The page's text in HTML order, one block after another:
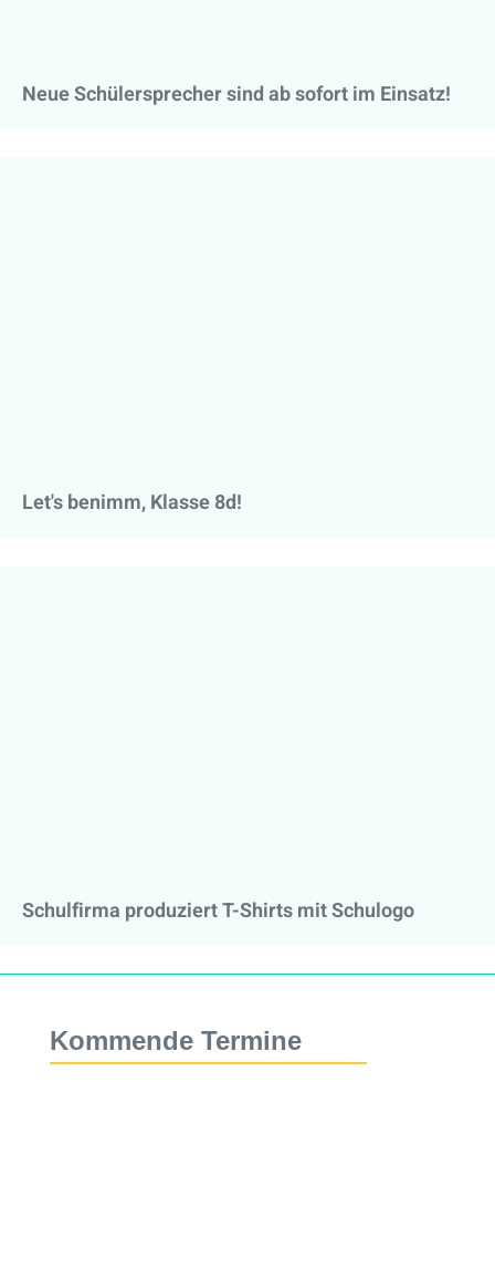
Neue Schülersprecher sind ab sofort im Einsatz!
Let's benimm, Klasse 8d!
Schulfirma produziert T-Shirts mit Schulogo
Kommende Termine